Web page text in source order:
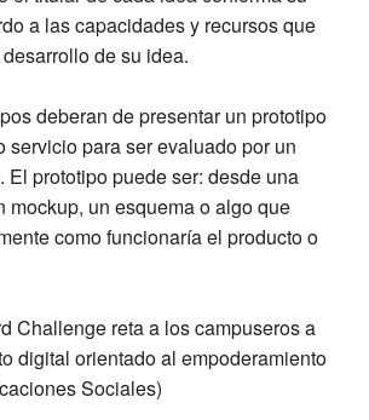
a las capacidades y recursos que
de su idea.
deberan de presentar un prototipo
servicio para ser evaluado por un
El prototipo puede ser: desde una
mockup, un esquema o algo que
como funcionaría el producto o
Challenge reta a los campuseros a
digital orientado al empoderamiento
Sociales)